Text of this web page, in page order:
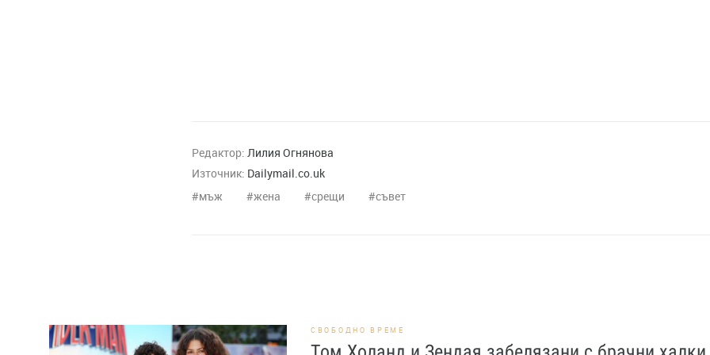
Редактор: Лилия Огнянова
Източник: Dailymail.co.uk
мъж
жена срещи съвет
СВОБОДНО ВРЕМЕ